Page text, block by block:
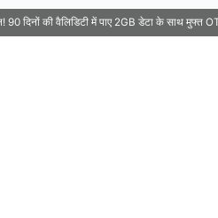
90 दिनों की वैलिडिटी में पाए 2GB डेटा के साथ मुफ्त